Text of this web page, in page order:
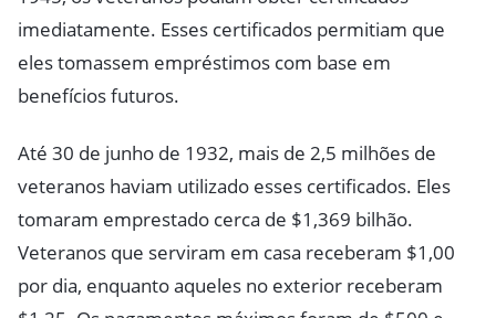
imediatamente. Esses certificados permitiam que
eles tomassem empréstimos com base em
benefícios futuros.
Até 30 de junho de 1932, mais de 2,5 milhões de
veteranos haviam utilizado esses certificados. Eles
tomaram emprestado cerca de $1,369 bilhão.
Veteranos que serviram em casa receberam $1,00
por dia, enquanto aqueles no exterior receberam